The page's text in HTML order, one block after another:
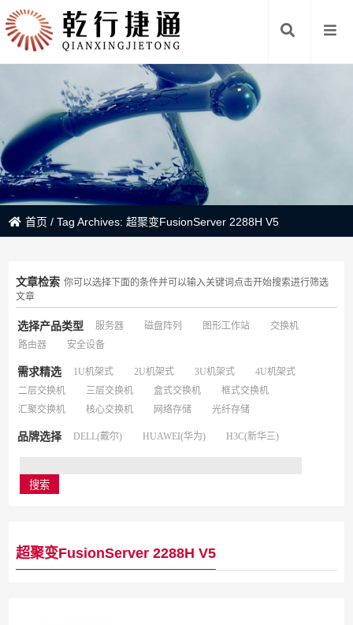
首页 /Tag Archives: 超聚变FusionServer 2288H V5
文章检索 你可以选择下面的条件并可以输入关键词点击开始搜索进行筛选
文章
选择产品类型 服务器 磁盘阵列 图形工作站
交换机
路由器
安全设备
需求精选 1U机架式 2U机架式 3U机架式
4U机架式
二层交换机
三层交换机 盒式交换机
框式交换机
汇聚交换机
核心交换机 网络存储 光纤存储
品牌选择 DELL(戴尔) HUAWEI(华为) H3C(新华三)
超聚变FusionServer 2288H V5